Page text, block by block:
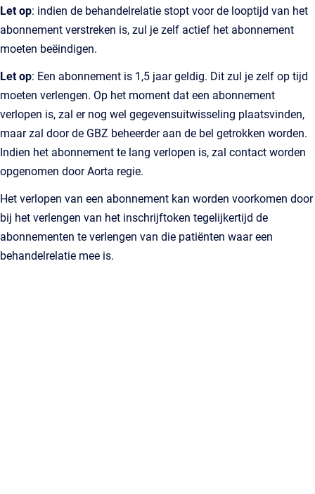
Let op: indien de behandelrelatie stopt voor de looptijd van het
abonnement verstreken is, zul je zelf actief het abonnement
moeten beëindigen.
Let op: Een abonnement is 1,5 jaar geldig. Dit zul je zelf op tijd
moeten verlengen. Op het moment dat een abonnement
verlopen is, zal er nog wel gegevensuitwisseling plaatsvinden,
maar zal door de GBZ beheerder aan de bel getrokken worden.
Indien het abonnement te lang verlopen is, zal contact worden
opgenomen door Aorta regie.
Het verlopen van een abonnement kan worden voorkomen door
bij het verlengen van het inschrijftoken tegelijkertijd de
abonnementen te verlengen van die patiënten waar een
behandelrelatie mee is.